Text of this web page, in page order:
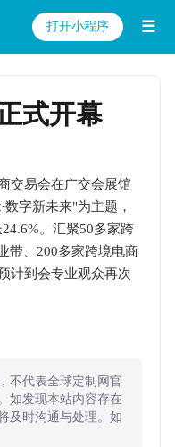
打开小程序 ☰
式开幕
交易会在广交会展馆
字新未来"为主题，
。汇聚50多家跨
带、200多家跨境电商
计到会专业观众再次
不代表全球定制网官
如发现本站内容存在
及时沟通与处理。如